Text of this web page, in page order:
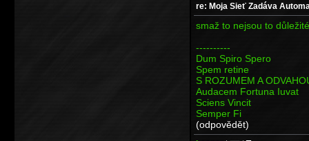
re: Moja Sieť Zadáva
smaž to nejsou to
----------
Dum Spiro Spero
Spem retine
S ROZUMEM A
Audacem Fortuna Iuvat
Sciens Vincit
Semper Fi
(odpovědět)